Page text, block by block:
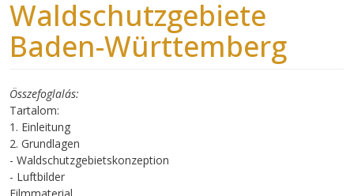
Waldschutzgebiete
Baden-Württemberg
Összefoglalás
Tartalom:
1. Einleitung
2. Grundlagen
- Waldschutzgebietskonzeption
- Luftbilder